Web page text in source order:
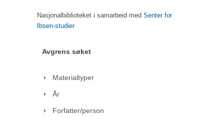
Nasjonalbiblioteket i samarbeid med Senter for
Ibsen-studier
Avgrens søket
Materialtyper
År
Forfatter/person